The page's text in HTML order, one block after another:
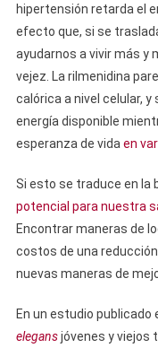
hipertensión retarda el
efecto que, si se
ayudarnos a vivir más y
vejez. La rilmenidina
calórica a nivel celular,
energía disponible
esperanza de vida en
Si esto se traduce en la
potencial para nuestra
Encontrar maneras de
costos de una
nuevas maneras de
En un estudio publicado
elegansjóvenes y viejos